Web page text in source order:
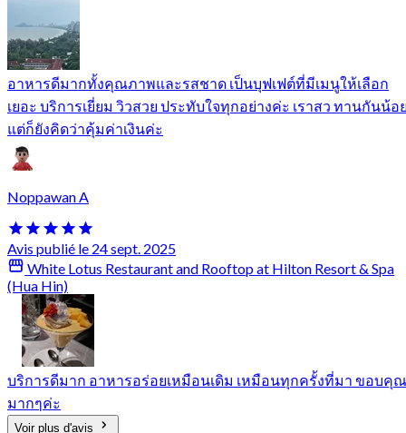
อาหารดีมากทั้งคุณภาพและรสชาด เป็นบุฟเฟต์ที่มีเมนูให้เลือก
เยอะ บริการเยี่ยม วิวสวย ประทับใจทุกอย่างค่ะ เราสว ทานกันน้อ
แต่ก็ยังคิดว่าคุ้มค่าเงินค่ะ
Noppawan A
Avis publié le 24 sept. 2025
White Lotus Restaurant and Rooftop at Hilton Resort & Spa
(Hua Hin)
บริการดีมาก อาหารอร่อยเหมือนเดิม เหมือนทุกครั้งที่มา ขอบคุณ
มากๆค่ะ
Voir plus d'avis